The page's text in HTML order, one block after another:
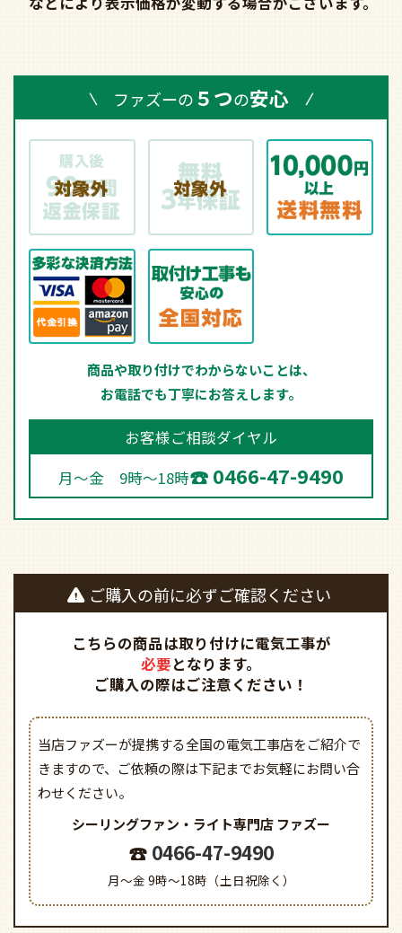
ファズーの５つの安心
商品や取り付けでわからないことは、
お電話でも丁寧にお答えします。
お客様ご相談ダイヤル
月～金 9時～18時
0466-47-9490
ご購入の前に必ずご確認ください
こちらの商品は取り付けに電気工事が
必要となります。
ご購入の際はご注意ください！
当店ファズーが提携する全国の電気工事店をご紹介で
きますので、 ご依頼の際は下記までお気軽にお問い合
わせください。
シーリングファン・ライト専門店 ファズー
0466-47-9490
月～金 9時～18時（土日祝除く）